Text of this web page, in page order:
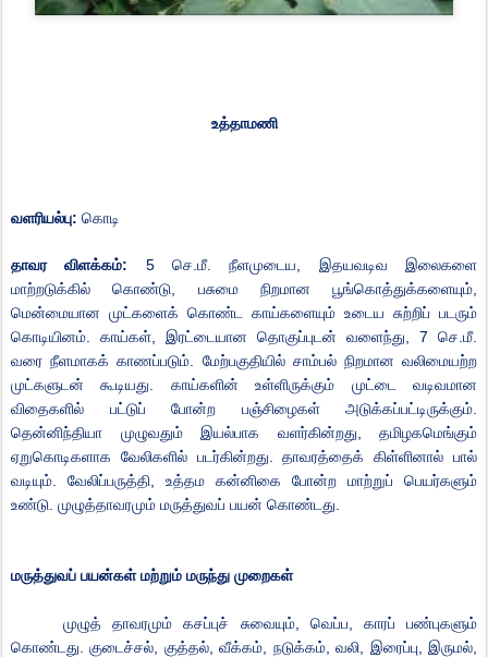
உத்தாமணி
வளரியல்பு: கொடி
தாவர விளக்கம்: 5செ .மீ.நீளமுடைய இதயவடிவ
இலைகளை
மாற்றடுக்கில்
கொண்டு பசுமை நிறமான பூங்கொத்துக்களையும்
மென்மையான முட்களைக் கொண்ட காய்களையும் உடைய சுற்றிப் படரும்
கொடியினம்
காய்கள் இரட்டையான தொகுப்புடன் வளைந்து , 7 செ மீ.
வரை நீளமாகக் காணப்படும் மேற்பகுதியில் சாம்பல் நிறமான வலிமையற்ற
முட்களுடன்
கூடியது காய்களின் உள்ளிருக்கும் முட்டை
வடிவமான
விதைகளில்
பட்டுப் போன்ற பஞ்சிழைகள் அடுக்கப்பட்டிருக்கும்
தென்னிந்தியா
முழுவதும் இயல்பாக வளர்கின்றது
தமிழகமெங்கும்
ஏறுகொடிகளாக
வேலிகளில் படர்கின்றது .தாவரத்தைக் கிள்ளினால் பால்
வடியும்
வேலிப்பருத்தி உத்தம கன்னிகை போன்ற மாற்றுப்
பெயர்களும்
உண்டு முழுத்தாவரமும் மருத்துவப் பயன் கொண்டது
மருத்துவப் பயன்கள் மற்றும் மருந்து முறைகள்
முழுத் தாவரமும் கசப்புச் சுவையும், வெப்ப காரப்
பண்புகளும்
கொண்டது .குடைச்சல் குத்தல்,வீக்கம் நடுக்கம்,வலி இரைப்பு ,இருமல்